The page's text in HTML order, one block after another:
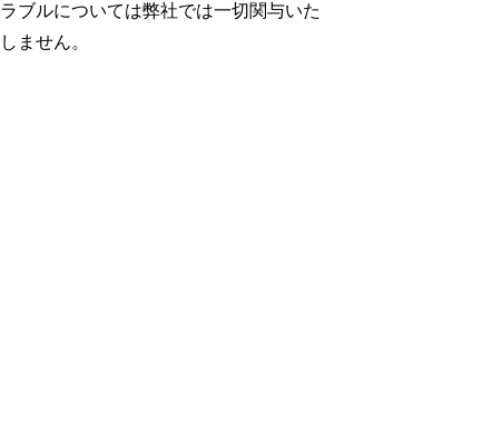
ラブルについては弊社では一切関与いた
しません。